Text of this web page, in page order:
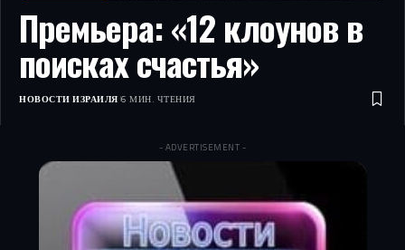
Премьера: «12 клоунов в
поисках счастья»
НОВОСТИ ИЗРАИЛЯ 6 МИН. ЧТЕНИЯ
- ADVERTISEMENT -